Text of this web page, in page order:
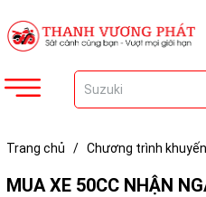
Trang chủ / Chương trình
MUA XE 50CC NHẬN